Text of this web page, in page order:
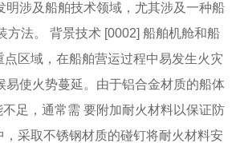
明涉及船舶技术领域，尤其涉及一种船
方法。 背景技术 [0002] 船舶机舱和船
点区域，在船舶营运过程中易发生火灾
易使火势蔓延。由于铝合金材质的船体
足，通常需 要附加耐火材料以保证防
，采取不锈钢材质的碰钉将耐火材料安